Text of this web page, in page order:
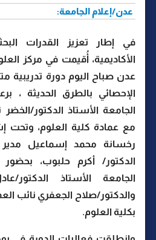
عدن/إعلام الجامعة:
في إطار تعزيز القدرات
الأكاديمية، أُقيمت في مركز
عدن صباح اليوم دورة تدريبية
الإحصائي بالطرق الحديثة ،
الجامعة الأستاذ الدكتور/
مع عمادة كلية العلوم، وتحت
رخسانة محمد إسماعيل مدير
الدكتور/ أكرم حلبوب،
الجامعة الأستاذ الدكتور/
والدكتور/صلاح الجعفري نائب
بكلية العلوم.